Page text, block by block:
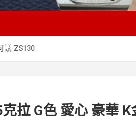
議 ZS130
拉 G色 愛心 豪華